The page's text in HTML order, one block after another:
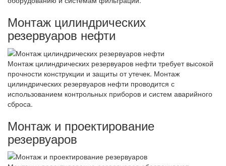
Монтаж цилиндрических
резервуаров нефти
Монтаж цилиндрических резервуаров нефти требует высокой
прочности конструкции и защиты от утечек. Монтаж
цилиндрических резервуаров нефти проводится с
использованием контрольных приборов и систем аварийного
сброса.
Монтаж и проектирование
резервуаров